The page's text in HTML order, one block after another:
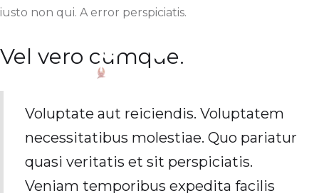
iusto non qui. A error perspiciatis.
Vel vero cumque.
Voluptate aut reiciendis. Voluptatem
necessitatibus molestiae. Quo pariatur
quasi veritatis et sit perspiciatis.
Veniam temporibus expedita facilis